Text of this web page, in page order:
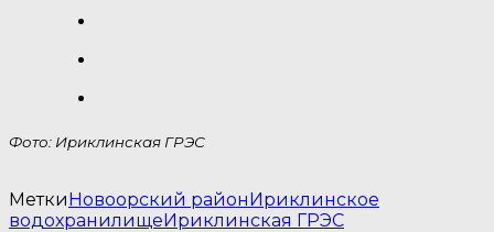
Фото: Ириклинская ГРЭС
МеткиНовоорский районИриклинское
водохранилищеИриклинская ГРЭС